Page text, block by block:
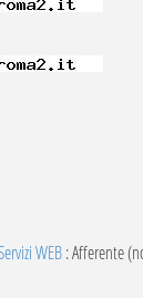
WEB: Afferente